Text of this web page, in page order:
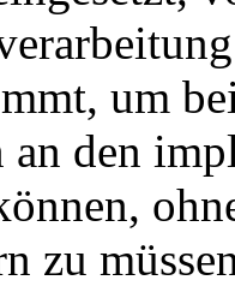
um
an den
zu